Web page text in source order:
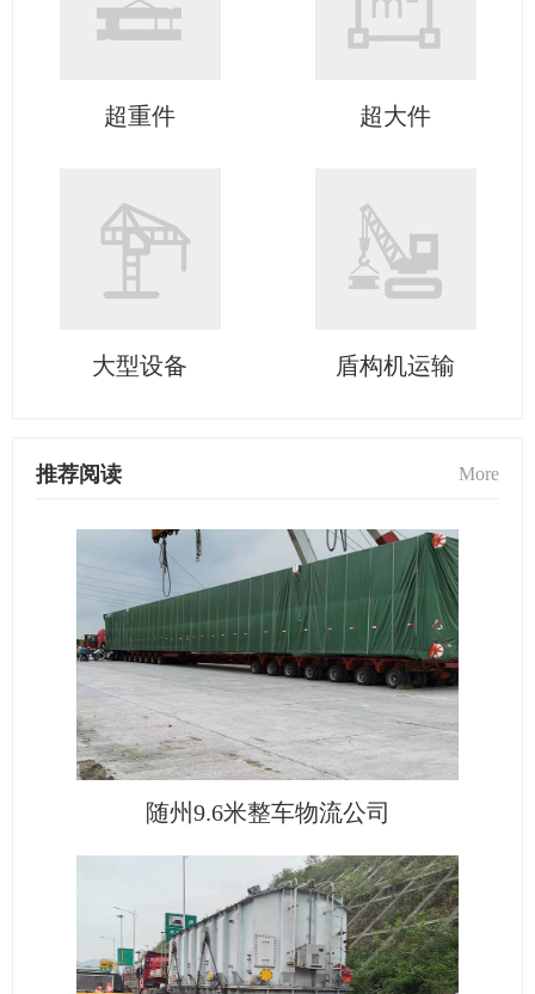
超重件 超大件
大型设备 盾构机运输
推荐阅读 More
随州9.6米整车物流公司